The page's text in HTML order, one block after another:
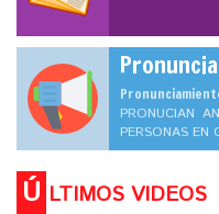
PRONUCIAN
PERSONAS EN
Ú LTIMOS VIDEOS